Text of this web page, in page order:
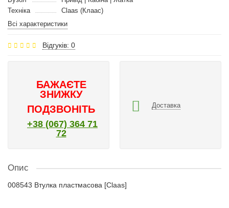
Техніка
Claas (Клаас)
Всі характеристики
Відгуків: 0
БАЖАЄТЕ
ЗНИЖКУ
ПОДЗВОНІТЬ
+38 (067) 364 71
72
Доставка
Опис
008543 Втулка пластмасова [Claas]